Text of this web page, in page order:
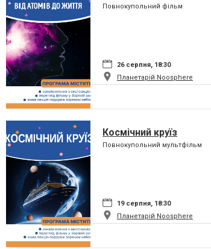
Повнокупольний фільм
26 серпня, 18:30
Планетарій Noosphere
Космічний круїз
Повнокупольний мультфільм
19 серпня, 18:30
Планетарій Noosphere